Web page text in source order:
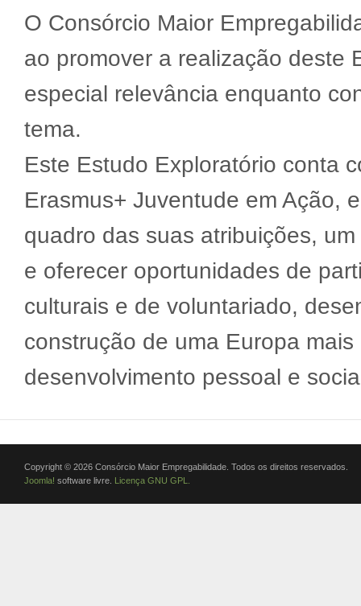
O Consórcio Maior
ao promover a realização deste
especial relevância enquanto
tema.
Este Estudo Exploratório conta
Erasmus+ Juventude em Ação,
quadro das suas atribuições,
e oferecer oportunidades de
culturais e de voluntariado,
construção de uma Europa
desenvolvimento pessoal e
Copyright © 2026 Consórcio Maior Empregabilidade. Todos os direitos reservados.
Joomla! software livre. Licença GNU GPL.